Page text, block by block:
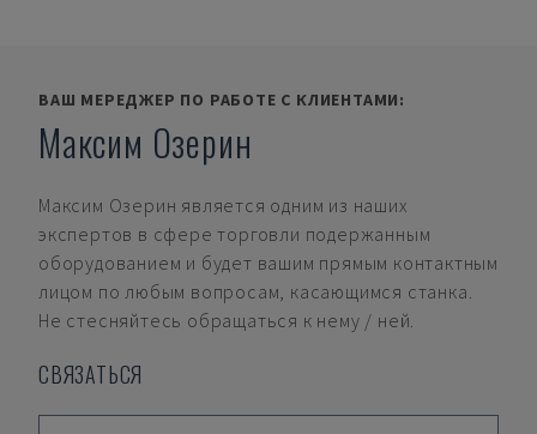
ВАШ МЕРЕДЖЕР ПО РАБОТЕ С КЛИЕНТАМИ:
Максим Озерин
Максим Озерин является одним из наших
экспертов в сфере торговли подержанным
оборудованием и будет вашим прямым контактным
лицом по любым вопросам, касающимся станка.
Не стесняйтесь обращаться к нему / ней.
СВЯЗАТЬСЯ